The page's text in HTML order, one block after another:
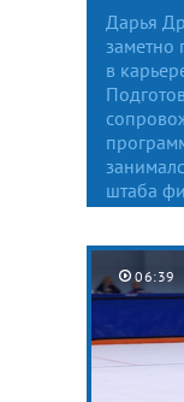
Дарья
заметно
в
штаба
06:39